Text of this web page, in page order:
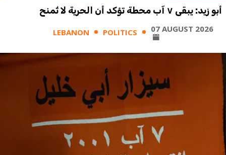
أبو زيد: يبقى ٧ آب محطة تؤكد أن الحرية لا تُمنح
LEBANON POLITICS 07 AUGUST 2026